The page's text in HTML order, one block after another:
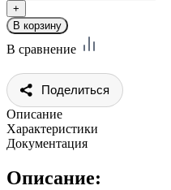
В сравнение
Поделиться
Описание
Характеристики
Документация
Описание: